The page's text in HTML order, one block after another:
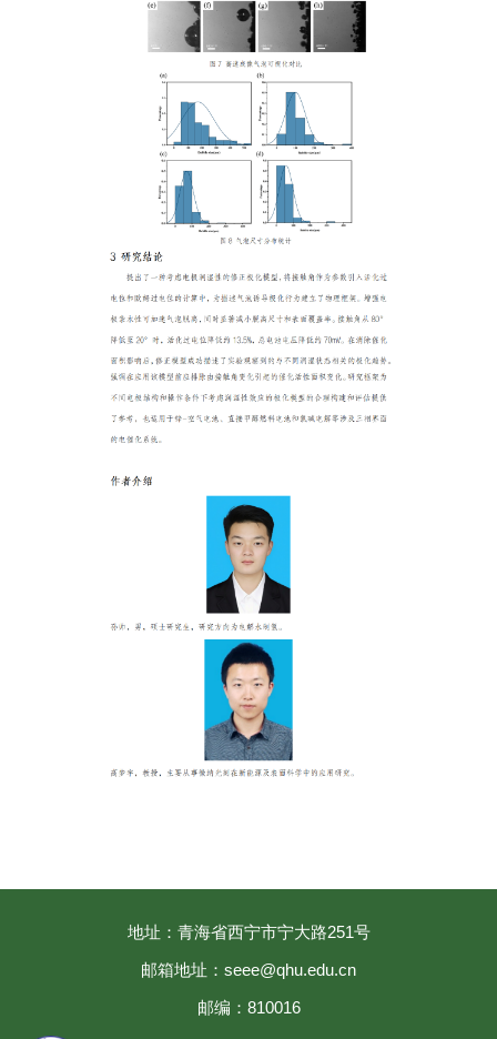
地址：青海省西宁市宁大路251号
邮箱地址：seee@qhu.edu.cn
邮编：810016